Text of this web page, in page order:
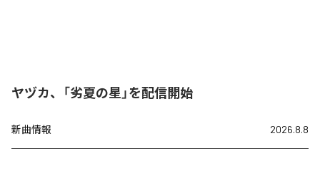
ヤヅカ、「劣夏の星」を配信開始
新曲情報 2026.8.8